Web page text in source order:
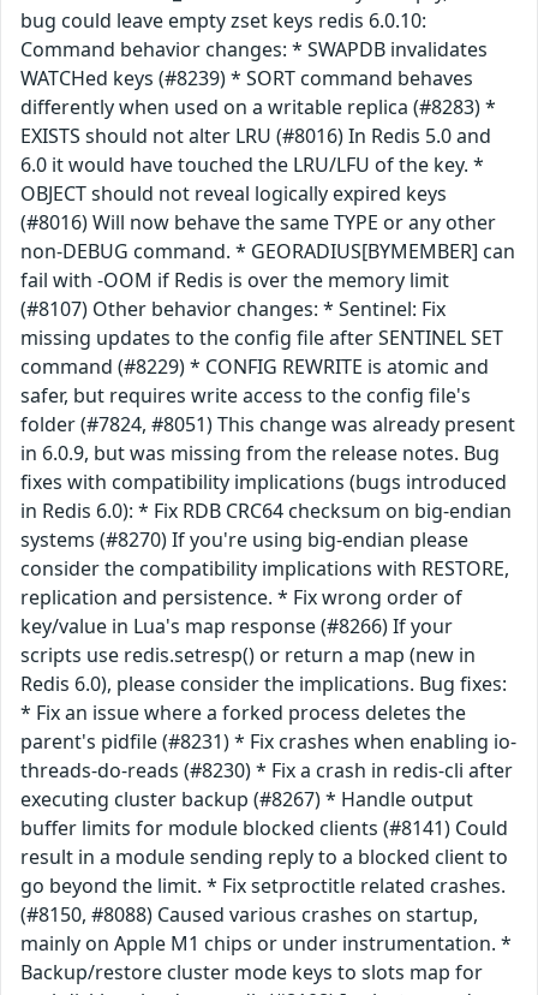
bug could leave empty zset keys redis 6.0.10:
Command behavior changes: * SWAPDB invalidates
WATCHed keys (#8239) * SORT command behaves
differently when used on a writable replica (#8283) *
EXISTS should not alter LRU (#8016) In Redis 5.0 and
6.0 it would have touched the LRU/LFU of the key. *
OBJECT should not reveal logically expired keys
(#8016) Will now behave the same TYPE or any other
non-DEBUG command. * GEORADIUS[BYMEMBER] can
fail with -OOM if Redis is over the memory limit
(#8107) Other behavior changes: * Sentinel: Fix
missing updates to the config file after SENTINEL SET
command (#8229) * CONFIG REWRITE is atomic and
safer, but requires write access to the config file's
folder (#7824, #8051) This change was already present
in 6.0.9, but was missing from the release notes. Bug
fixes with compatibility implications (bugs introduced
in Redis 6.0): * Fix RDB CRC64 checksum on big-endian
systems (#8270) If you're using big-endian please
consider the compatibility implications with RESTORE,
replication and persistence. * Fix wrong order of
key/value in Lua's map response (#8266) If your
scripts use redis.setresp() or return a map (new in
Redis 6.0), please consider the implications. Bug fixes:
* Fix an issue where a forked process deletes the
parent's pidfile (#8231) * Fix crashes when enabling io-
threads-do-reads (#8230) * Fix a crash in redis-cli after
executing cluster backup (#8267) * Handle output
buffer limits for module blocked clients (#8141) Could
result in a module sending reply to a blocked client to
go beyond the limit. * Fix setproctitle related crashes.
(#8150, #8088) Caused various crashes on startup,
mainly on Apple M1 chips or under instrumentation. *
Backup/restore cluster mode keys to slots map for